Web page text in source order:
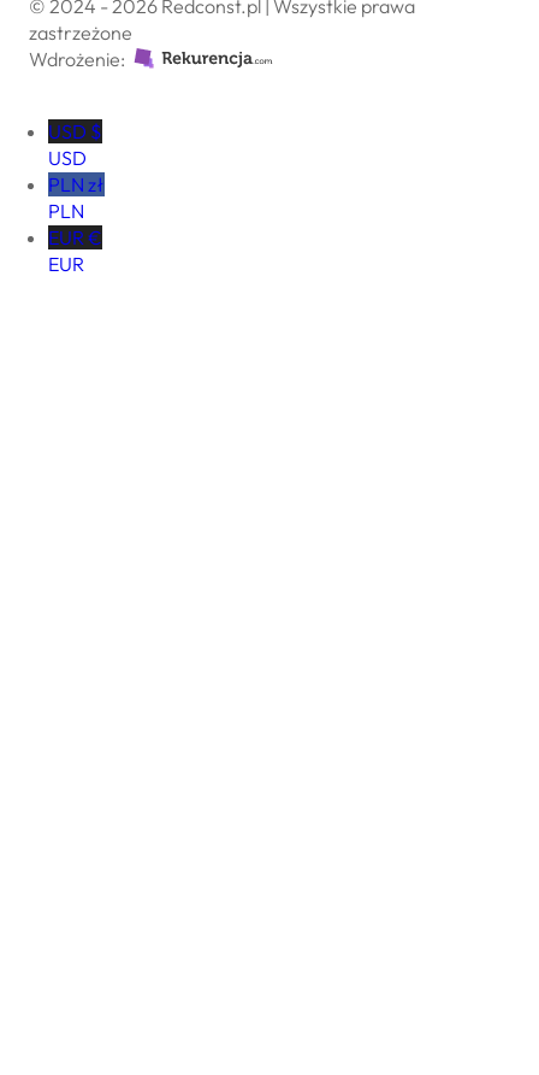
© 2024 - 2026 Redconst.pl | Wszystkie prawa
zastrzeżone
Wdrożenie:
USD $
USD
PLN zł
PLN
EUR €
EUR